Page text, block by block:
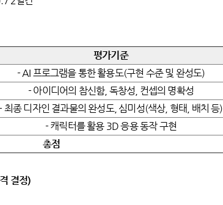
평가기준
- AI 프로그램을 통한 활용도(구현 수준 및 완성도)
- 아이디어의 참신함, 독창성, 컨셉의 명확성
최종 디자인 결과물의 완성도, 심미성(색상, 형태, 배치 등)
- 캐릭터를 활용 3D 응용 동작 구현
총점
결정)